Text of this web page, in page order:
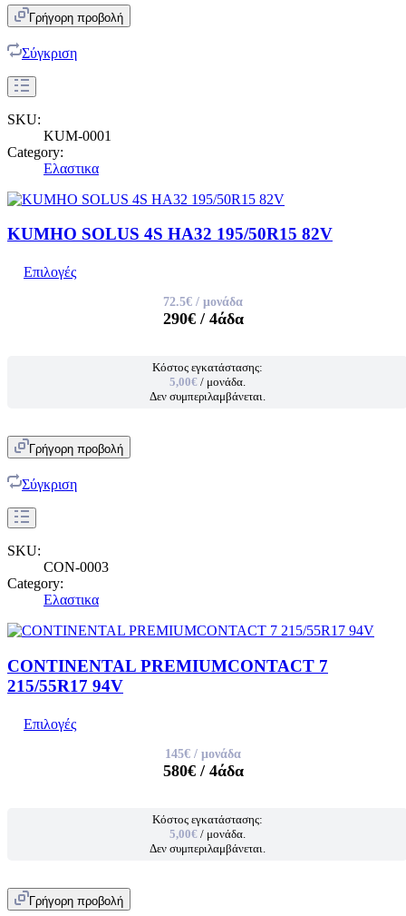
Γρήγορη προβολή
Σύγκριση
SKU:
KUM-0001
Category:
Ελαστικα
KUMHO SOLUS 4S HA32 195/50R15 82V
Επιλογές
72.5€ / μονάδα
290€/ 4άδα
Κόστος εγκατάστασης:
5,00€ / μονάδα.
Δεν συμπεριλαμβάνεται.
Γρήγορη προβολή
Σύγκριση
SKU:
CON-0003
Category:
Ελαστικα
CONTINENTAL PREMIUMCONTACT 7
215/55R17 94V
Επιλογές
145€ / μονάδα
580€/ 4άδα
Κόστος εγκατάστασης:
5,00€ / μονάδα.
Δεν συμπεριλαμβάνεται.
Γρήγορη προβολή